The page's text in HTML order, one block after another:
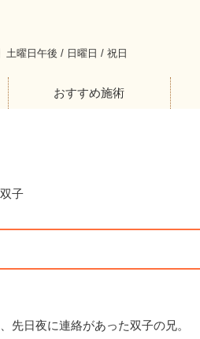
土曜日午後 / 日曜日 / 祝日
おすすめ施術
双子
先日夜に連絡があった双子の兄。